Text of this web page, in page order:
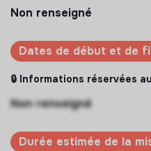
Non renseigné
Dates de début et de
🔒 Informations réservées
Non renseigné
Durée estimée de la